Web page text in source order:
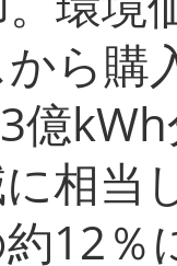
ら購
億
相当
12％